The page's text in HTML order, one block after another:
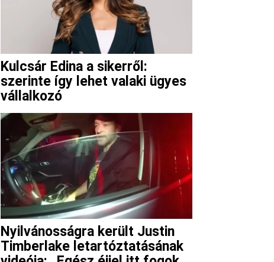
Kulcsár Edina a sikerről:
szerinte így lehet valaki ügyes
vállalkozó
Nyilvánosságra került Justin
Timberlake letartóztatásának